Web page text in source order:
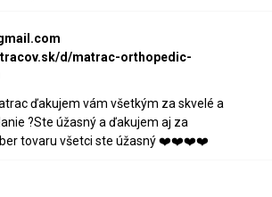
d/matrac-orthopedic-
ďakujem vám všetkým za skvelé a
?Ste úžasný a ďakujem aj za
tovaru všetci ste úžasný ❤️❤️❤️❤️